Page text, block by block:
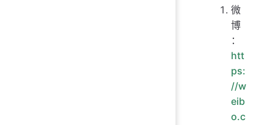
微
博
：
htt
ps:
//w
eib
o.c